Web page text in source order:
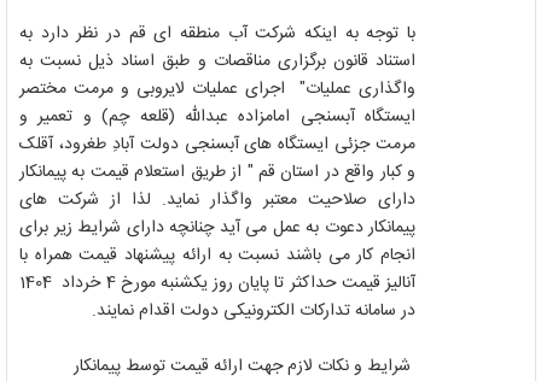
با توجه به اینکه شرکت آب منطقه ای قم در نظر دارد به
استناد قانون برگزاری مناقصات و طبق اسناد ذیل نسبت به
واگذاری عملیات" اجرای عملیات لایروبی و مرمت مختصر
ایستگاه آبسنجی امامزاده عبدالله (قلعه چم) و تعمیر و
مرمت جزئی ایستگاه های آبسنجی دولت آبادِ طغرود، آقلک
و کبار واقع در استان قم " از طریق استعلام قیمت به پیمانکار
دارای صلاحیت معتبر واگذار نماید. لذا از شرکت های
پیمانکار دعوت به عمل می آید چنانچه دارای شرایط زیر برای
انجام کار می باشند نسبت به ارائه پیشنهاد قیمت همراه با
آنالیز قیمت حداکثر تا پایان روز یکشنبه مورخ 4 خرداد 1404
در سامانه تدارکات الکترونیکی دولت اقدام نمایند.
شرایط و نکات لازم جهت ارائه قیمت توسط پیمانکار